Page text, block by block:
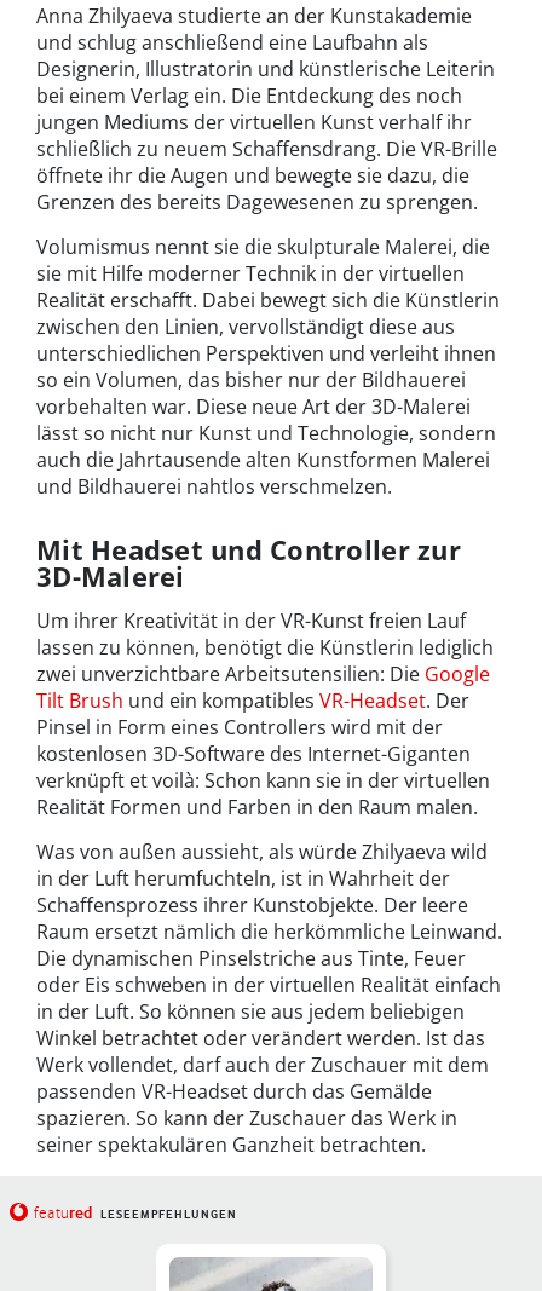
Anna Zhilyaeva studierte an der Kunstakademie
und schlug anschließend eine Laufbahn als
Designerin, Illustratorin und künstlerische Leiterin
bei einem Verlag ein. Die Entdeckung des noch
jungen Mediums der virtuellen Kunst verhalf ihr
schließlich zu neuem Schaffensdrang. Die VR-Brille
öffnete ihr die Augen und bewegte sie dazu, die
Grenzen des bereits Dagewesenen zu sprengen.
Volumismus nennt sie die skulpturale Malerei, die
sie mit Hilfe moderner Technik in der virtuellen
Realität erschafft. Dabei bewegt sich die Künstlerin
zwischen den Linien, vervollständigt diese aus
unterschiedlichen Perspektiven und verleiht ihnen
so ein Volumen, das bisher nur der Bildhauerei
vorbehalten war. Diese neue Art der 3D-Malerei
lässt so nicht nur Kunst und Technologie, sondern
auch die Jahrtausende alten Kunstformen Malerei
und Bildhauerei nahtlos verschmelzen.
Mit Headset und Controller zur
3D-Malerei
Um ihrer Kreativität in der VR-Kunst freien Lauf
lassen zu können, benötigt die Künstlerin lediglich
zwei unverzichtbare Arbeitsutensilien: Die Google
Tilt Brush und ein kompatibles VR-Headset. Der
Pinsel in Form eines Controllers wird mit der
kostenlosen 3D-Software des Internet-Giganten
verknüpft et voilà: Schon kann sie in der virtuellen
Realität Formen und Farben in den Raum malen.
Was von außen aussieht, als würde Zhilyaeva wild
in der Luft herumfuchteln, ist in Wahrheit der
Schaffensprozess ihrer Kunstobjekte. Der leere
Raum ersetzt nämlich die herkömmliche Leinwand.
Die dynamischen Pinselstriche aus Tinte, Feuer
oder Eis schweben in der virtuellen Realität einfach
in der Luft. So können sie aus jedem beliebigen
Winkel betrachtet oder verändert werden. Ist das
Werk vollendet, darf auch der Zuschauer mit dem
passenden VR-Headset durch das Gemälde
spazieren. So kann der Zuschauer das Werk in
seiner spektakulären Ganzheit betrachten.
featured LESEEMPFEHLUNGEN